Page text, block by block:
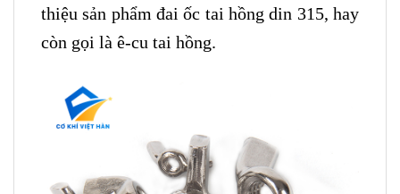
thiệu sản phẩm đai ốc tai hồng din 315, hay
còn gọi là ê-cu tai hồng.